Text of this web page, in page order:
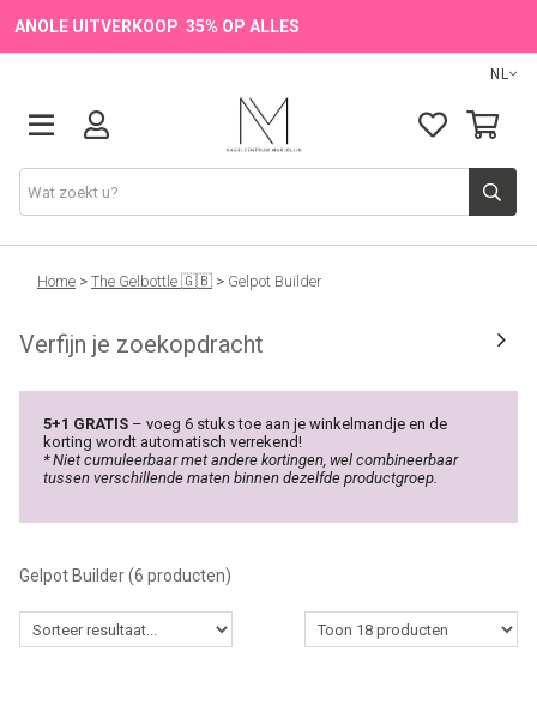
ANOLE UITVERKOOP 35% OP ALLES
NL
Onze Merken
Producten
🔥 OUTLET
Home > The Gelbottle 🇬🇧 > Gelpot Builder
Verfijn je zoekopdracht
5+1 GRATIS – voeg 6 stuks toe aan je winkelmandje en de
korting wordt automatisch verrekend!
* Niet cumuleerbaar met andere kortingen, wel combineerbaar
tussen verschillende maten binnen dezelfde productgroep.
Gelpot Builder(6 producten)